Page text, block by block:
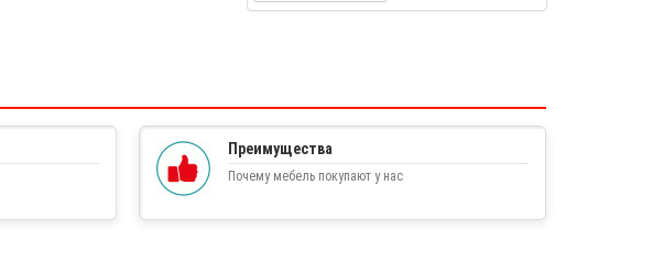
Преимущества
Почему мебель покупают у нас